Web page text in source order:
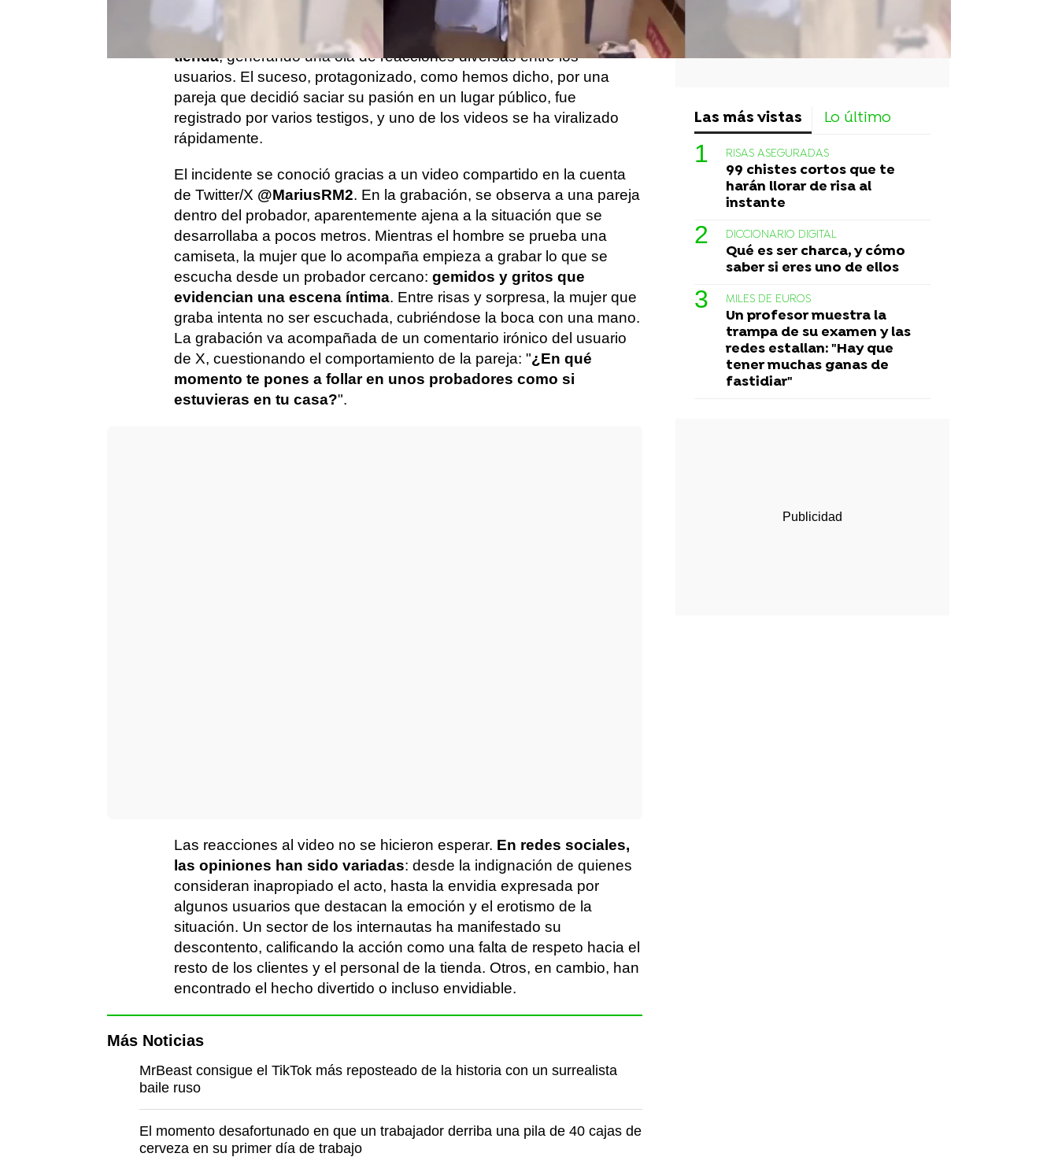
una pareja que ha sido
pillada manteniendo relaciones sexuales en el probador de una
tienda, generando una ola de reacciones diversas entre los
usuarios. El suceso, protagonizado, como hemos dicho, por una
pareja que decidió saciar su pasión en un lugar público, fue
registrado por varios testigos, y uno de los videos se ha viralizado
rápidamente.
El incidente se conoció gracias a un video compartido en la cuenta
de Twitter/X @MariusRM2. En la grabación, se observa a una pareja
dentro del probador, aparentemente ajena a la situación que se
desarrollaba a pocos metros. Mientras el hombre se prueba una
camiseta, la mujer que lo acompaña empieza a grabar lo que se
escucha desde un probador cercano: gemidos y gritos que
evidencian una escena íntima. Entre risas y sorpresa, la mujer que
graba intenta no ser escuchada, cubriéndose la boca con una mano.
La grabación va acompañada de un comentario irónico del usuario
de X, cuestionando el comportamiento de la pareja: "¿En qué
momento te pones a follar en unos probadores como si
estuvieras en tu casa?".
Las reacciones al video no se hicieron esperar. En redes sociales,
las opiniones han sido variadas: desde la indignación de quienes
consideran inapropiado el acto, hasta la envidia expresada por
algunos usuarios que destacan la emoción y el erotismo de la
situación. Un sector de los internautas ha manifestado su
descontento, calificando la acción como una falta de respeto hacia el
resto de los clientes y el personal de la tienda. Otros, en cambio, han
encontrado el hecho divertido o incluso envidiable.
Más Noticias
MrBeast consigue el TikTok más reposteado de la historia con un surrealista
baile ruso
El momento desafortunado en que un trabajador derriba una pila de 40 cajas de
cerveza en su primer día de trabajo
Las más vistas Lo último
RISAS ASEGURADAS
99 chistes cortos que te
harán llorar de risa al
instante
DICCIONARIO DIGITAL
Qué es ser charca, y cómo
saber si eres uno de ellos
MILES DE EUROS
Un profesor muestra la
trampa de su examen y las
redes estallan: "Hay que
tener muchas ganas de
fastidiar"